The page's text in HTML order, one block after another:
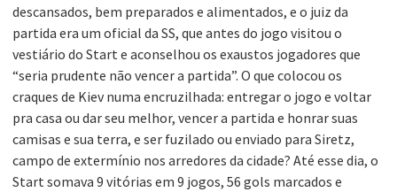
descansados, bem preparados e alimentados, e o juiz da
partida era um oficial da SS, que antes do jogo visitou o
vestiário do Start e aconselhou os exaustos jogadores que
“seria prudente não vencer a partida”. O que colocou os
craques de Kiev numa encruzilhada: entregar o jogo e voltar
pra casa ou dar seu melhor, vencer a partida e honrar suas
camisas e sua terra, e ser fuzilado ou enviado para Siretz,
campo de extermínio nos arredores da cidade? Até esse dia, o
Start somava 9 vitórias em 9 jogos, 56 gols marcados e